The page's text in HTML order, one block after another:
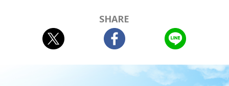
SHARE